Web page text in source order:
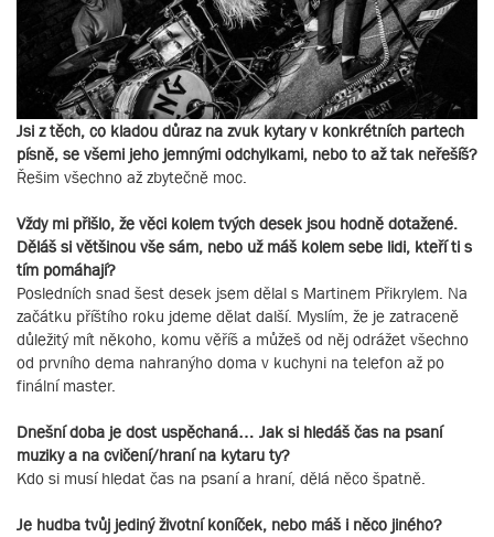
Jsi z těch, co kladou důraz na zvuk kytary v konkrétních partech
písně, se všemi jeho jemnými odchylkami, nebo to až tak neřešíš?
Řešim všechno až zbytečně moc.
Vždy mi přišlo, že věci kolem tvých desek jsou hodně dotažené.
Děláš si většinou vše sám, nebo už máš kolem sebe lidi, kteří ti s
tím pomáhají?
Posledních snad šest desek jsem dělal s Martinem Přikrylem. Na
začátku příštího roku jdeme dělat další. Myslím, že je zatraceně
důležitý mít někoho, komu věříš a můžeš od něj odrážet všechno
od prvního dema nahranýho doma v kuchyni na telefon až po
finální master.
Dnešní doba je dost uspěchaná… Jak si hledáš čas na psaní
muziky a na cvičení/hraní na kytaru ty?
Kdo si musí hledat čas na psaní a hraní, dělá něco špatně.
Je hudba tvůj jediný životní koníček, nebo máš i něco jiného?